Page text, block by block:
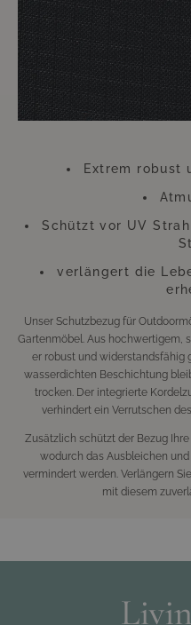
Bitte beachten Sie, dass sich die
farblich verändern können.
Funktion, noch die Langlebigkeit
Extrem robust
Schützt vor UV
verlängert die
Unser Schutzbezug für
Gartenmöbel. Aus hochwertigem,
er robust und widerstandsfähig
wasserdichten Beschichtung
trocken. Der integrierte
verhindert ein Verrutschen
Zusätzlich schützt der Bezug
wodurch das Ausbleichen
vermindert werden. Verlängern
mit diesem